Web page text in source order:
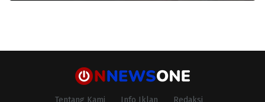
Tentang Kami Info Iklan Redaksi